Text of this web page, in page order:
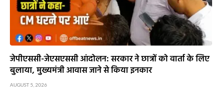
जेपीएससी-जेएसएससी आंदोलन: सरकार ने छात्रों को वार्ता के लिए
बुलाया, मुख्यमंत्री आवास जाने से किया इनकार
AUGUST 5, 2026